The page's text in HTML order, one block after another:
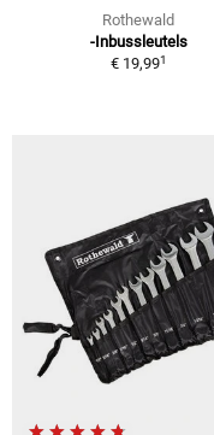
Rothewald
-Inbussleutels
€ 19,991